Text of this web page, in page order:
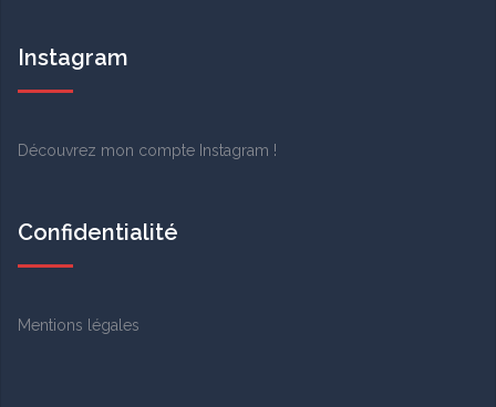
Instagram
Découvrez mon compte Instagram !
Confidentialité
Mentions légales